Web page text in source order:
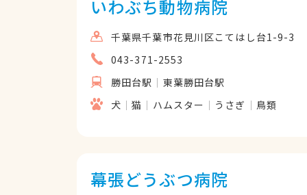
いわぶち動物病院
千葉県千葉市花見川区こてはし台1-9-3
043-371-2553
勝田台駅
東葉勝田台駅
犬
猫 ハムスター うさぎ 鳥類
幕張どうぶつ病院